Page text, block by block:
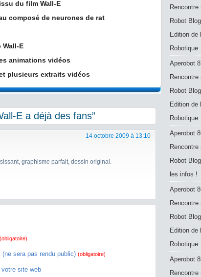
du film Wall-E
composé de neurones de rat
Wall-E
animations vidéos
plusieurs extraits vidéos
E a déjà des fans”
14 octobre 2009 à 13:10
graphisme parfait, dessin original.
(obligatoire)
(ne sera pas rendu public) (obligatoire)
site web
Rencontre
Robot Blog
Edition de
Robotique
Aperobot
Rencontre
Robot Blog
Edition de
Robotique
Aperobot
Rencontre
Robot Blog
les infos !
Aperobot
Rencontre
Robot Blog
Edition de
Robotique
Aperobot
Rencontre